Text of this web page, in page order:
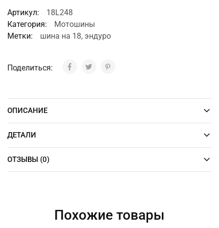
Артикул:
18L248
Категория:
Мотошины
Метки:
шина на 18, эндуро
Поделиться:
ОПИСАНИЕ
ДЕТАЛИ
ОТЗЫВЫ (0)
Похожие товары